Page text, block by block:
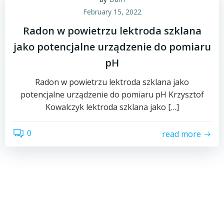
February 15, 2022
Radon w powietrzu lektroda szklana
jako potencjalne urządzenie do pomiaru
pH
Radon w powietrzu lektroda szklana jako
potencjalne urządzenie do pomiaru pH Krzysztof
Kowalczyk lektroda szklana jako […]
0 read more